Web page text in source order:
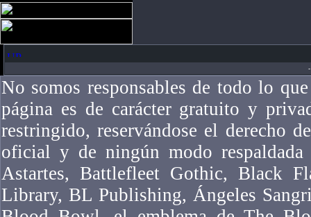
No somos responsables de todo lo
página es de carácter gratuito y
restringido, reservándose el derecho
oficial y de ningún modo
Astartes, Battlefleet Gothic, Black
Library, BL Publishing, Ángeles